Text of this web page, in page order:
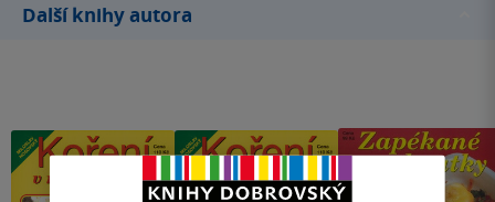
Další knihy autora